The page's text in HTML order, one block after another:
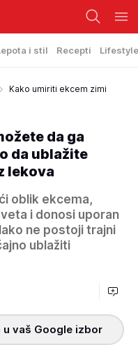
i stil Recepti Lifestyle
Kako umiriti ekcem zimi
da ga
da ublažite
lekova
oblik ekcema,
i donosi uporan
ne postoji trajni
ublažiti
u vaš Google izbor